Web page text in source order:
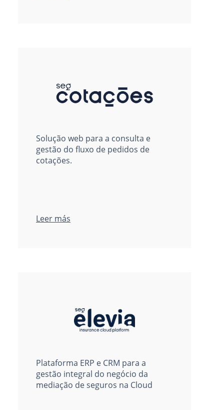
Solução web para a consulta e
gestão do fluxo de pedidos de
cotações.
Leer más
Plataforma ERP e CRM para a
gestão integral do negócio da
mediação de seguros na Cloud